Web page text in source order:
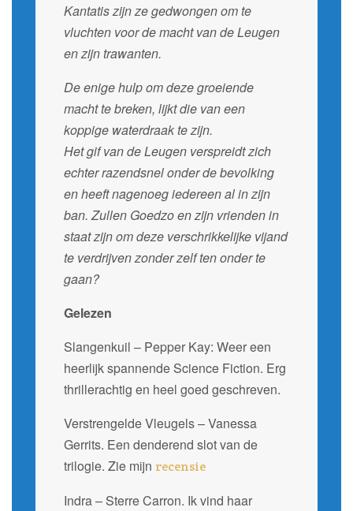
Kantatis zijn ze gedwongen om te
vluchten voor de macht van de Leugen
en zijn trawanten.
De enige hulp om deze groeiende
macht te breken, lijkt die van een
koppige waterdraak te zijn.
Het gif van de Leugen verspreidt zich
echter razendsnel onder de bevolking
en heeft nagenoeg iedereen al in zijn
ban. Zullen Goedzo en zijn vrienden in
staat zijn om deze verschrikkelijke vijand
te verdrijven zonder zelf ten onder te
gaan?
Gelezen
Slangenkuil – Pepper Kay: Weer een
heerlijk spannende Science Fiction. Erg
thrillerachtig en heel goed geschreven.
Verstrengelde Vleugels – Vanessa
Gerrits. Een denderend slot van de
trilogie. Zie mijn recensie
Indra – Sterre Carron. Ik vind haar